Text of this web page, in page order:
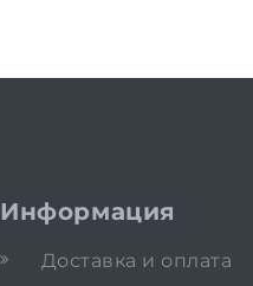
Информация
Доставка и оплата